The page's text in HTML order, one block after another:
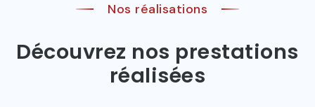
Nos réalisations
Découvrez nos prestations
réalisées